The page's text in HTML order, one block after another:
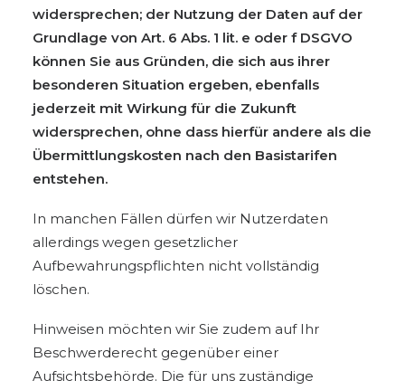
widersprechen; der Nutzung der Daten auf der
Grundlage von Art. 6 Abs. 1 lit. e oder f DSGVO
können Sie aus Gründen, die sich aus ihrer
besonderen Situation ergeben, ebenfalls
jederzeit mit Wirkung für die Zukunft
widersprechen, ohne dass hierfür andere als die
Übermittlungskosten nach den Basistarifen
entstehen.
In manchen Fällen dürfen wir Nutzerdaten
allerdings wegen gesetzlicher
Aufbewahrungspflichten nicht vollständig
löschen.
Hinweisen möchten wir Sie zudem auf Ihr
Beschwerderecht gegenüber einer
Aufsichtsbehörde. Die für uns zuständige